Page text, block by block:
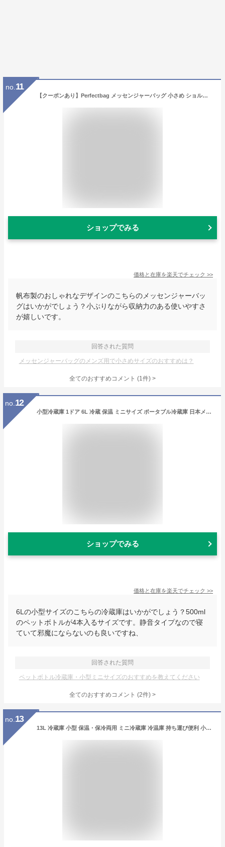
no. 11
【クーポンあり】Perfectbag メッセンジャーバッグ 小さめ ショルダーバッグ 上質キャンバス 帆布 ズック メンズ 男性用 斜めがけ ipad収納 高校生 大学生 通学 通勤鞄 小物収納ポケット付き 自転車かばん 父の日ギフト
ショップでみる
価格と在庫を楽天でチェック >>
帆布製のおしゃれなデザインのこちらのメッセンジャーバッ
グはいかがでしょう？小ぶりながら収納力のある使いやすさ
が嬉しいです。
回答された質問
メッセンジャーバッグのメンズ用で小さめサイズのおすすめは？
全てのおすすめコメント (1件) >
no. 12
小型冷蔵庫 1ドア 6L 冷蔵 保温 ミニサイズ ポータブル冷蔵庫 日本メーカー製 静音設計 省エネ設計 コンパクト 一人暮らし用 自分専用おとしずか冷温庫 サンコー SMHCSMSWH 【送料無料】 【最強翌日配送】
ショップでみる
価格と在庫を楽天でチェック >>
6Lの小型サイズのこちらの冷蔵庫はいかがでしょう？500ml
のペットボトルが4本入るサイズです。静音タイプなので寝
ていて邪魔にならないのも良いですね、
回答された質問
ペットボトル冷蔵庫・小型ミニサイズのおすすめを教えてください
全てのおすすめコメント (2件) >
no. 13
13L 冷蔵庫 小型 保温・保冷両用 ミニ冷蔵庫 冷温庫 持ち運び便利 小型冷蔵庫 静音 ポータブル 省エネ 家庭 車載両用 オフィス ひとり暮らし コンパクト キャンプ アウトドア